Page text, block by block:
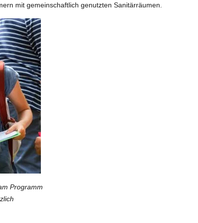
mit gemeinschaftlich genutzten Sanitärräumen.
Programm